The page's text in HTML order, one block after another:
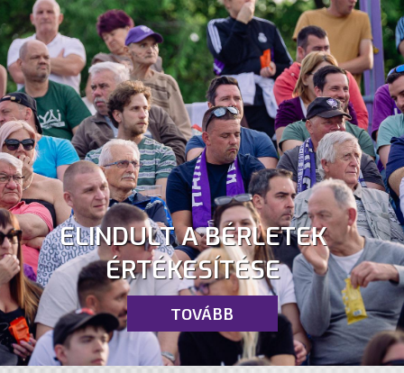
ELINDULT A BÉRLETEK
ÉRTÉKESÍTÉSE
TOVÁBB